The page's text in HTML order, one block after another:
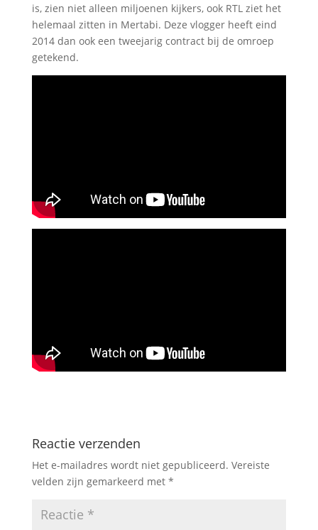
is, zien niet alleen miljoenen kijkers, ook RTL ziet het
helemaal zitten in Mertabi. Deze vlogger heeft eind
2014 dan ook een tweejarig contract bij de omroep
getekend.
Reactie verzenden
Het e-mailadres wordt niet gepubliceerd. Vereiste
velden zijn gemarkeerd met *